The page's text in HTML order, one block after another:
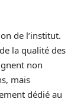
de l’institut.
la qualité des
non
mais
dédié au